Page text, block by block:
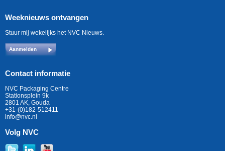
Weeknieuws ontvangen
Stuur mij wekelijks het NVC Nieuws.
Aanmelden
Contact informatie
NVC Packaging Centre
Stationsplein 9k
2801 AK, Gouda
+31-(0)182-512411
info@nvc.nl
Volg NVC